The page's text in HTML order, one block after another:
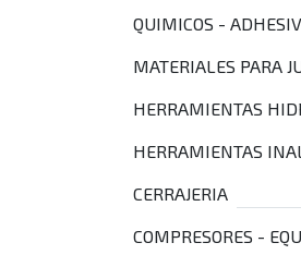
QUIMICOS -
MATERIALES PARA
HERRAMIENTAS
HERRAMIENTAS
CERRAJERIA
COMPRESORES -